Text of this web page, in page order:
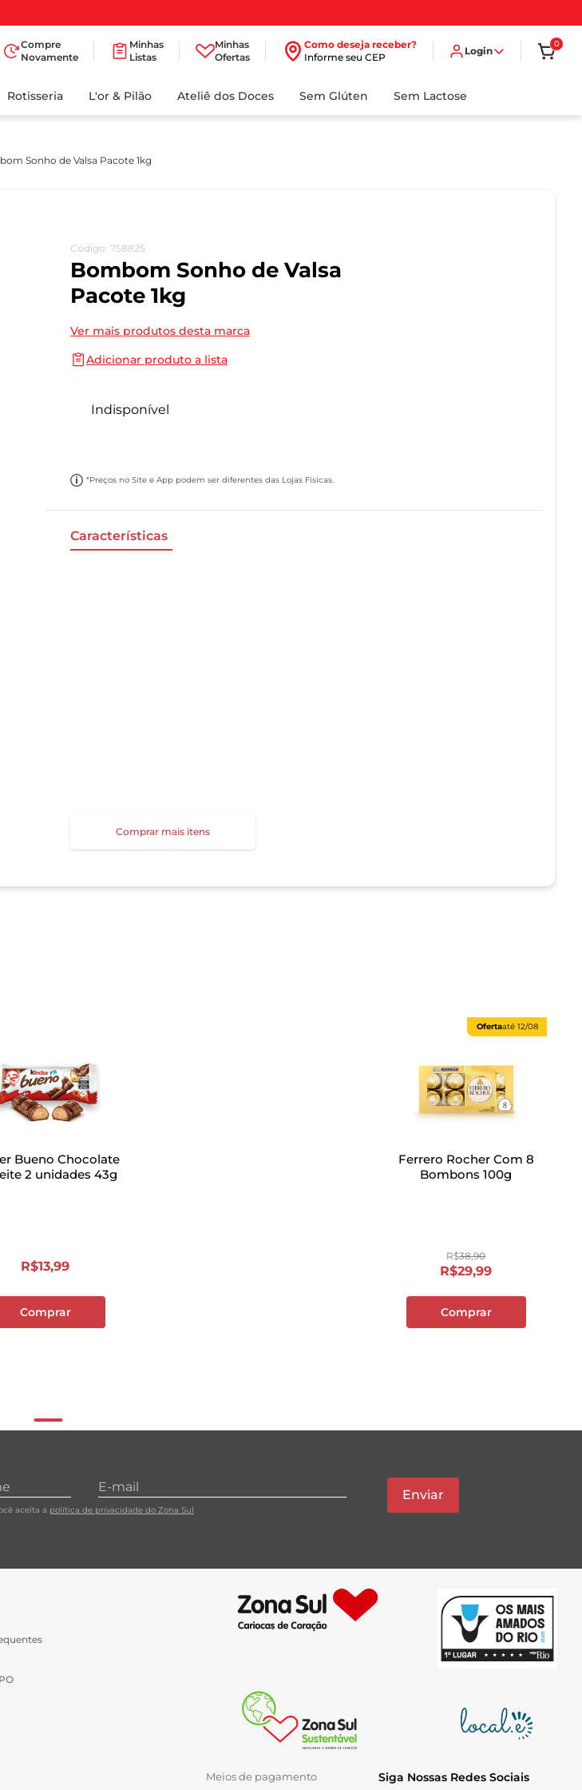
Compre
Novamente
Minhas
Listas
Minhas
Ofertas
Como deseja receber?
Informe seu CEP
Login
0
Rotisseria L'or & Pilão Ateliê dos Doces Sem Glúten Sem Lactose
Sonho de Valsa Pacote 1kg
Código:758825
Bombom Sonho de Valsa
Pacote 1kg
Ver mais produtos desta marca
Adicionar produto a lista
Indisponível
*Preços no Site e App podem ser diferentes das Lojas Físicas.
Características
Comprar mais itens
Bueno Chocolate
2 unidades 43g
R$13,99
Comprar
Ofertaaté 12/08
Ferrero Rocher Com 8
Bombons 100g
R$38,90
R$29,99
Comprar
aceita a política de privacidade do Zona Sul
Enviar
Meios de pagamento Siga Nossas Redes Sociais
BUSCADOS